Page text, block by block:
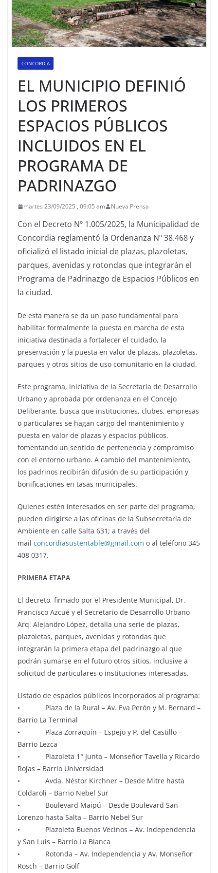
CONCORDIA
EL MUNICIPIO DEFINIÓ
LOS PRIMEROS
ESPACIOS PÚBLICOS
INCLUIDOS EN EL
PROGRAMA DE
PADRINAZGO
martes 23/09/2025 , 09:05 am Nueva Prensa
Con el Decreto Nº 1.005/2025, la Municipalidad de
Concordia reglamentó la Ordenanza Nº 38.468 y
oficializó el listado inicial de plazas, plazoletas,
parques, avenidas y rotondas que integrarán el
Programa de Padrinazgo de Espacios Públicos en
la ciudad.
De esta manera se da un paso fundamental para
habilitar formalmente la puesta en marcha de esta
iniciativa destinada a fortalecer el cuidado, la
preservación y la puesta en valor de plazas, plazoletas,
parques y otros sitios de uso comunitario en la ciudad.
Este programa, iniciativa de la Secretaría de Desarrollo
Urbano y aprobada por ordenanza en el Concejo
Deliberante, busca que instituciones, clubes, empresas
o particulares se hagan cargo del mantenimiento y
puesta en valor de plazas y espacios públicos,
fomentando un sentido de pertenencia y compromiso
con el entorno urbano. A cambio del mantenimiento,
los padrinos recibirán difusión de su participación y
bonificaciones en tasas municipales.
Quienes estén interesados en ser parte del programa,
pueden dirigirse a las oficinas de la Subsecretaría de
Ambiente en calle Salta 631; a través del
mail concordiasustentable@gmail.com o al teléfono 345
408 0317.
PRIMERA ETAPA
El decreto, firmado por el Presidente Municipal, Dr.
Francisco Azcué y el Secretario de Desarrollo Urbano
Arq. Alejandro López, detalla una serie de plazas,
plazoletas, parques, avenidas y rotondas que
integrarán la primera etapa del padrinazgo al que
podrán sumarse en el futuro otros sitios, inclusive a
solicitud de particulares o instituciones interesadas.
Listado de espacios públicos incorporados al programa:
• Plaza de la Rural – Av. Eva Perón y M. Bernard –
Barrio La Terminal
• Plaza Zorraquín – Espejo y P. del Castillo –
Barrio Lezca
• Plazoleta 1° Junta – Monseñor Tavella y Ricardo
Rojas – Barrio Universidad
• Avda. Néstor Kirchner – Desde Mitre hasta
Coldaroli – Barrio Nebel Sur
• Boulevard Maipú – Desde Boulevard San
Lorenzo hasta Salta – Barrio Nebel Sur
• Plazoleta Buenos Vecinos – Av. Independencia
y San Luis – Barrio La Bianca
• Rotonda – Av. Independencia y Av. Monseñor
Rosch – Barrio Golf